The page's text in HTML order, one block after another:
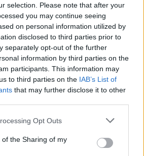
selection. Please note that after your
you may continue seeing
on personal information utilized by
disclosed to third parties prior to
separately opt-out of the further
information by third parties on the
participants. This information may
to third parties on the IAB’s List of
that may further disclose it to other
app uses one or more Google
or usage behaviour. You may click to
to Google and its third-party tags to
Opt Outs
the Sharing of my
nationale pour une durée de
déployé un drapeau palestinien